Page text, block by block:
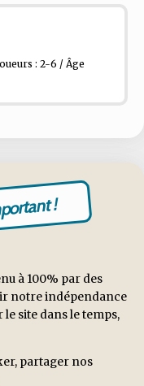
: 2-6 / Âge
!
à 100% par des
notre indépendance
site dans le temps,
partager nos